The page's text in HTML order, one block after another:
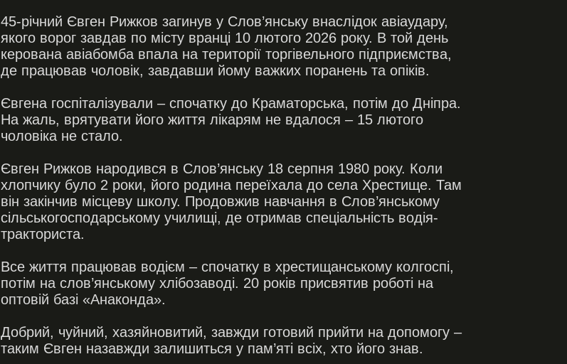
45-річний Євген Рижков загинув у Слов’янську внаслідок авіаудару,
якого ворог завдав по місту вранці 10 лютого 2026 року. В той день
керована авіабомба впала на території торгівельного підприємства,
де працював чоловік, завдавши йому важких поранень та опіків.
Євгена госпіталізували – спочатку до Краматорська, потім до Дніпра.
На жаль, врятувати його життя лікарям не вдалося – 15 лютого
чоловіка не стало.
Євген Рижков народився в Слов’янську 18 серпня 1980 року. Коли
хлопчику було 2 роки, його родина переїхала до села Хрестище. Там
він закінчив місцеву школу. Продовжив навчання в Слов’янському
сільськогосподарському училищі, де отримав спеціальність водія-
тракториста.
Все життя працював водієм – спочатку в хрестищанському колгоспі,
потім на слов’янському хлібозаводі. 20 років присвятив роботі на
оптовій базі «Анаконда».
Добрий, чуйний, хазяйновитий, завжди готовий прийти на допомогу –
таким Євген назавжди залишиться у пам’яті всіх, хто його знав.